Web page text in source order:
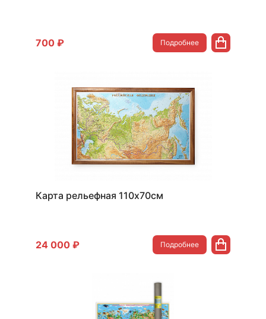
700 ₽ Подробнее
Карта рельефная 110х70см
24 000 ₽ Подробнее